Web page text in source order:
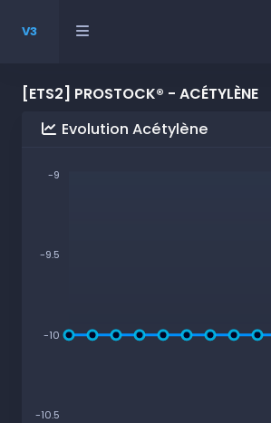
V3
[ETS2] PROSTOCK® - ACÉTYLÈNE
Evolution Acétylène
-9
-9.5
-10
-10.5